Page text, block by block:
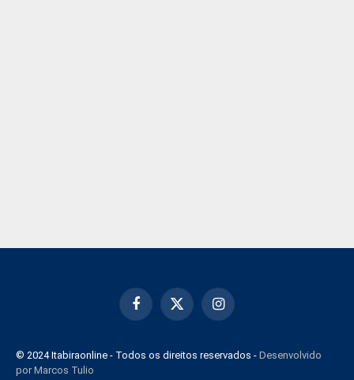
Facebook
X
Instagram
© 2024 Itabiraonline - Todos os direitos reservados - Desenvolvido
por Marcos Tulio